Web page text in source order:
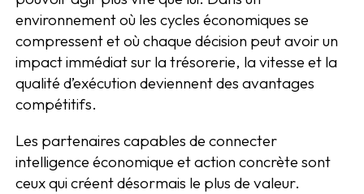
environnement où les cycles économiques se
compressent et où chaque décision peut avoir un
impact immédiat sur la trésorerie, la vitesse et la
qualité d’exécution deviennent des avantages
compétitifs.
Les partenaires capables de connecter
intelligence économique et action concrète sont
ceux qui créent désormais le plus de valeur.